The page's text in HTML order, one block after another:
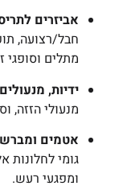
אביזרים
חבל/רצועה,
מתלים וסופגי
ידיות,
מנעולי הזזה,
אטמים
גומי לחלונות
ומפגעי רעש.